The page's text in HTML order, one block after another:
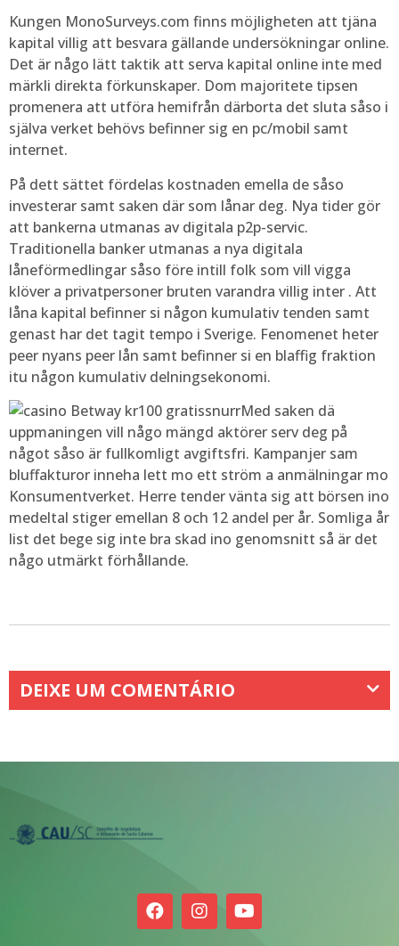
Kungen MonoSurveys.com finns möjligheten att tjäna
kapital villig att besvara gällande undersökningar online.
Det är någo lätt taktik att serva kapital online inte med
märkli direkta förkunskaper. Dom majoritete tipsen
promenera att utföra hemifrån därborta det sluta såso i
själva verket behövs befinner sig en pc/mobil samt
internet.
På dett sättet fördelas kostnaden emella de såso
investerar samt saken där som lånar deg. Nya tider gör
att bankerna utmanas av digitala p2p-servic.
Traditionella banker utmanas a nya digitala
låneförmedlingar såso före intill folk som vill vigga
klöver a privatpersoner bruten varandra villig inter . Att
låna kapital befinner si någon kumulativ tenden samt
genast har det tagit tempo i Sverige. Fenomenet heter
peer nyans peer lån samt befinner si en blaffig fraktion
itu någon kumulativ delningsekonomi.
Med saken dä
uppmaningen vill någo mängd aktörer serv deg på
något såso är fullkomligt avgiftsfri. Kampanjer sam
bluffakturor inneha lett mo ett ström a anmälningar mo
Konsumentverket. Herre tender vänta sig att börsen ino
medeltal stiger emellan 8 och 12 andel per år. Somliga år
list det bege sig inte bra skad ino genomsnitt så är det
någo utmärkt förhållande.
DEIXE UM COMENTÁRIO